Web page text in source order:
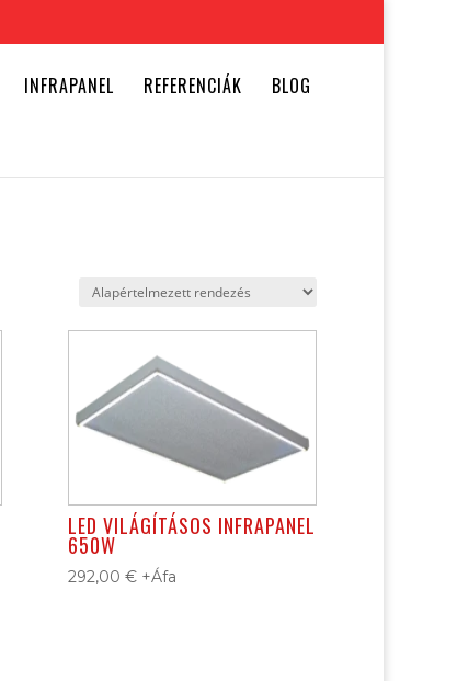
INFRAPANEL REFERENCIÁK
BLOG
LED VILÁGÍTÁSOS INFRAPANEL
650W
292,00 € +Áfa